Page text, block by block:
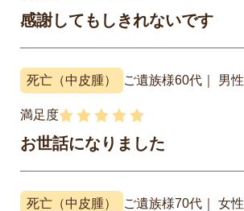
感謝してもしきれないです
死亡（中皮腫） ご遺族様60代 男性
満足度
お世話になりました
死亡（中皮腫） ご遺族様70代 女性